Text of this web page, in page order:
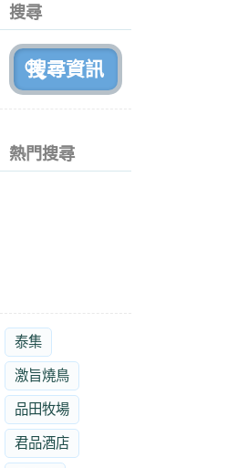
搜尋
熱門搜尋
泰集
激旨燒鳥
品田牧場
君品酒店